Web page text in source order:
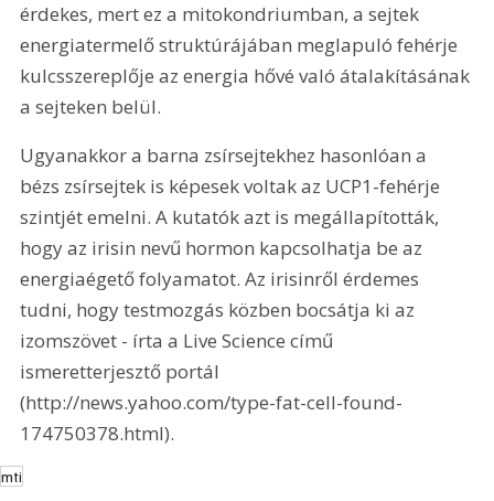
érdekes, mert ez a mitokondriumban, a sejtek
energiatermelő struktúrájában meglapuló fehérje
kulcsszereplője az energia hővé való átalakításának
a sejteken belül.
Ugyanakkor a barna zsírsejtekhez hasonlóan a
bézs zsírsejtek is képesek voltak az UCP1-fehérje
szintjét emelni. A kutatók azt is megállapították,
hogy az irisin nevű hormon kapcsolhatja be az
energiaégető folyamatot. Az irisinről érdemes
tudni, hogy testmozgás közben bocsátja ki az
izomszövet - írta a Live Science című
ismeretterjesztő portál
(http://news.yahoo.com/type-fat-cell-found-
174750378.html).
mti